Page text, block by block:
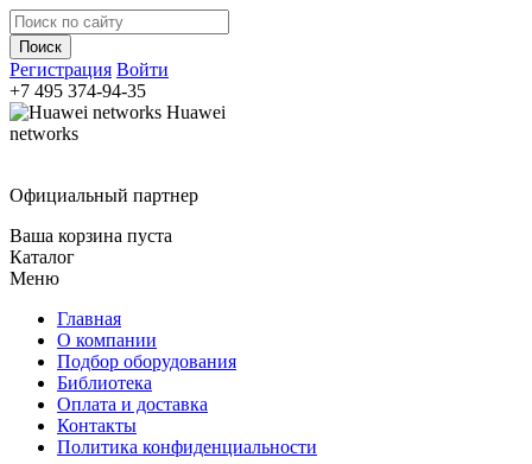
Регистрация Войти
+7 495 374-94-35
Huawei
networks
Официальный партнер
Ваша корзина пуста
Каталог
Меню
Главная
О компании
Подбор оборудования
Библиотека
Оплата и доставка
Контакты
Политика конфиденциальности